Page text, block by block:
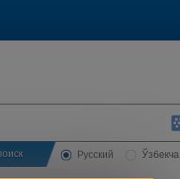
Русский Ўзбекча